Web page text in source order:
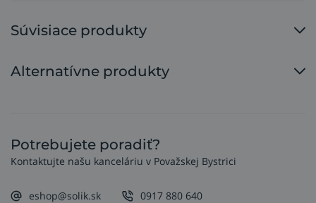
Súvisiace produkty
Alternatívne produkty
Potrebujete poradiť?
Kontaktujte našu kanceláriu v Považskej Bystrici
eshop@solik.sk 0917 880 640